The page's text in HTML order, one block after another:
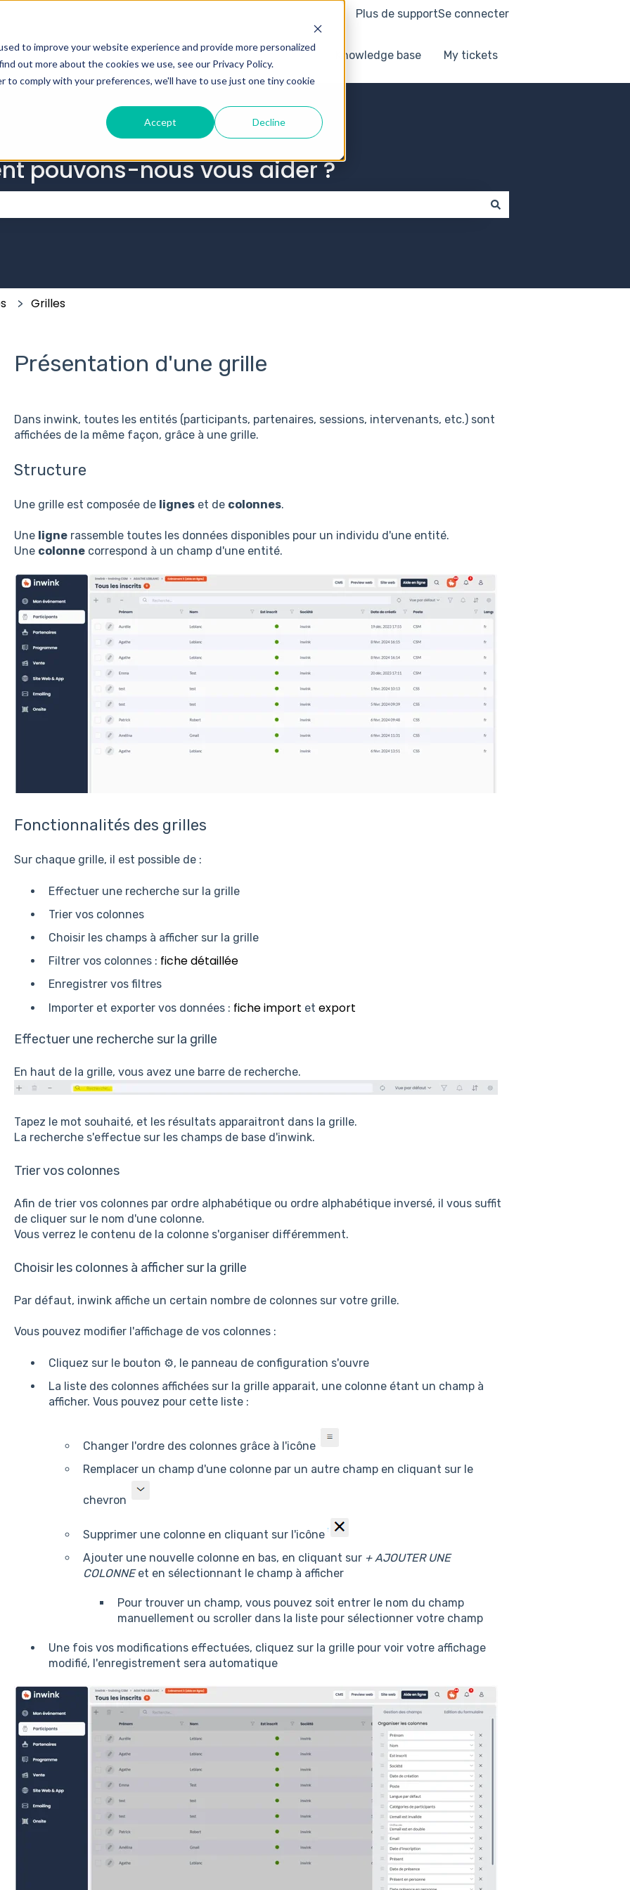
to improve your website experience and provide more personalized
out more about the cookies we use, see our Privacy Policy.
comply with your preferences, we'll have to use just one tiny cookie
Accept Decline
Plus de supportSe connecter
Knowledge base My tickets
pouvons-nous vous aider ?
Grilles
Présentation d'une grille
Dans inwink, toutes les entités (participants, partenaires, sessions, intervenants, etc.) sont
affichées de la même façon, grâce à une grille.
Structure
Une grille est composée de ligneset de colonnes.
Une lignerassemble toutes les données disponibles pour un individu d'une entité.
Une colonnecorrespond à un champ d'une entité.
Fonctionnalités des grilles
Sur chaque grille, il est possible de :
Effectuer une recherche sur la grille
Trier vos colonnes
Choisir les champs à afficher sur la grille
Filtrer vos colonnes : fiche détaillée
Enregistrer vos filtres
Importer et exporter vos données : fiche import et export
Effectuer une recherche sur la grille
En haut de la grille, vous avez une barre de recherche.
Tapez le mot souhaité, et les résultats apparaitront dans la grille.
La recherche s'effectue sur les champs de base d'inwink.
Trier vos colonnes
Afin de trier vos colonnes par ordre alphabétique ou ordre alphabétique inversé, il vous suffit
de cliquer sur le nom d'une colonne.
Vous verrez le contenu de la colonne s'organiser différemment.
Choisir les colonnes à afficher sur la grille
Par défaut, inwink affiche un certain nombre de colonnes sur votre grille.
Vous pouvez modifier l'affichage de vos colonnes :
Cliquez sur le bouton ⚙️, le panneau de configuration s'ouvre
La liste des colonnes affichées sur la grille apparait, une colonne étant un champ à
afficher. Vous pouvez pour cette liste :
Changer l'ordre des colonnes grâce à l'icône
Remplacer un champ d'une colonne par un autre champ en cliquant sur le
chevron
Supprimer une colonne en cliquant sur l'icône
Ajouter une nouvelle colonne en bas, en cliquant sur + AJOUTER UNE
COLONNEet en sélectionnant le champ à afficher
Pour trouver un champ, vous pouvez soit entrer le nom du champ
manuellement ou scroller dans la liste pour sélectionner votre champ
Une fois vos modifications effectuées, cliquez sur la grille pour voir votre affichage
modifié, l'enregistrement sera automatique